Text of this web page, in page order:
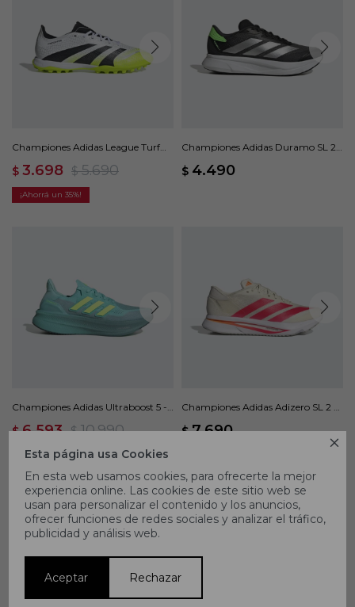

Esta página usa Cookies
En esta web usamos cookies, para ofrecerte la mejor
experiencia online. Las cookies de este sitio web se
usan para personalizar el contenido y los anuncios,
ofrecer funciones de redes sociales y analizar el tráfico,
publicidad y análisis web.
Aceptar Rechazar
Championes Adidas League Turf
$ 3.698 $ 5.690
35
Championes Adidas Duramo SL 2 -
$ 4.490
Championes Adidas Ultraboost 5 -
$ 6.593 $ 10.990
40
Championes Adidas Adizero SL 2 -
$ 7.690